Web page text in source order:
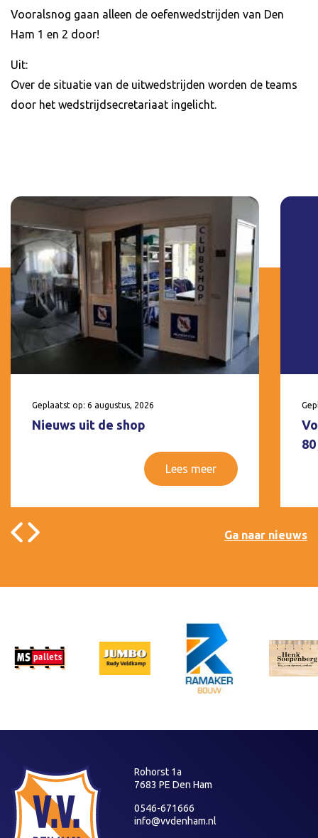
Vooralsnog gaan alleen de oefenwedstrijden van Den
Ham 1 en 2 door!
Uit:
Over de situatie van de uitwedstrijden worden de teams
door het wedstrijdsecretariaat ingelicht.
Geplaatst op: 6 augustus, 2026
Nieuws uit de shop
Lees meer
Ga naar nieuws
Rohorst 1a
7683 PE Den Ham
0546-671666
info@vvdenham.nl